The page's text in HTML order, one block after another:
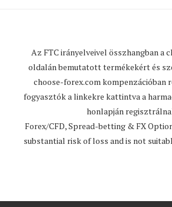
Az FTC irányelveivel összhangban a
oldalán bemutatott termékekért és
choose-forex.comkompenzációban
fogyasztók a linkekre kattintva a
honlapján
Forex/CFD, Spread-betting & FX
substantial risk of loss and is not